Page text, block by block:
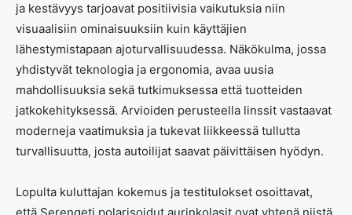
ja kestävyys tarjoavat positiivisia vaikutuksia niin
visuaalisiin ominaisuuksiin kuin käyttäjien
lähestymistapaan ajoturvallisuudessa. Näkökulma, jossa
yhdistyvät teknologia ja ergonomia, avaa uusia
mahdollisuuksia sekä tutkimuksessa että tuotteiden
jatkokehityksessä. Arvioiden perusteella linssit vastaavat
moderneja vaatimuksia ja tukevat liikkeessä tullutta
turvallisuutta, josta autoilijat saavat päivittäisen hyödyn.
Lopulta kuluttajan kokemus ja testitulokset osoittavat,